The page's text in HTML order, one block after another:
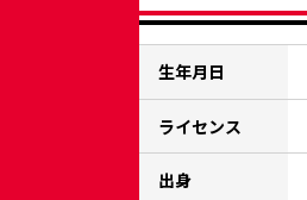
生年月日
ライセンス
出身